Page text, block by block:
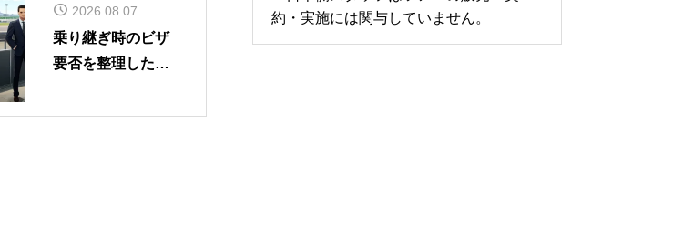
2026.08.07
乗り継ぎ時のビザ
要否を整理した記
約・実施には関与していません。